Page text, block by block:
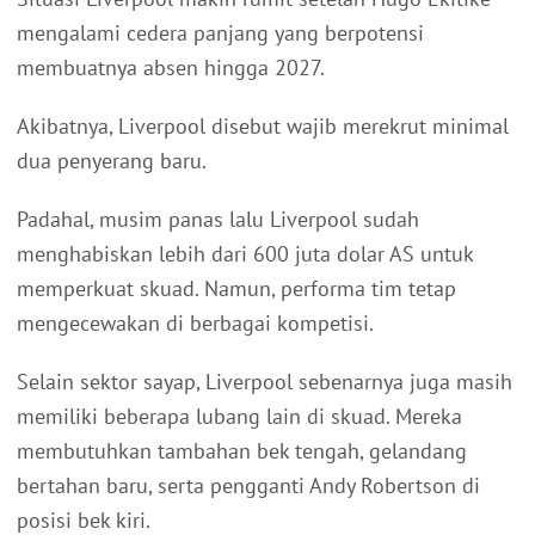
mengalami cedera panjang yang berpotensi
membuatnya absen hingga 2027.
Akibatnya, Liverpool disebut wajib merekrut minimal
dua penyerang baru.
Padahal, musim panas lalu Liverpool sudah
menghabiskan lebih dari 600 juta dolar AS untuk
memperkuat skuad. Namun, performa tim tetap
mengecewakan di berbagai kompetisi.
Selain sektor sayap, Liverpool sebenarnya juga masih
memiliki beberapa lubang lain di skuad. Mereka
membutuhkan tambahan bek tengah, gelandang
bertahan baru, serta pengganti Andy Robertson di
posisi bek kiri.